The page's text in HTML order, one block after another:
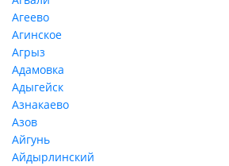
Агеево
Агинское
Агрыз
Адамовка
Адыгейск
Азнакаево
Азов
Айгунь
Айдырлинский